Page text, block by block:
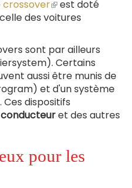
crossover(le
lien
externe)
est doté
des voitures
sont par ailleurs
Certains
aussi être munis de
et d'un système
dispositifs
et des autres
pour les